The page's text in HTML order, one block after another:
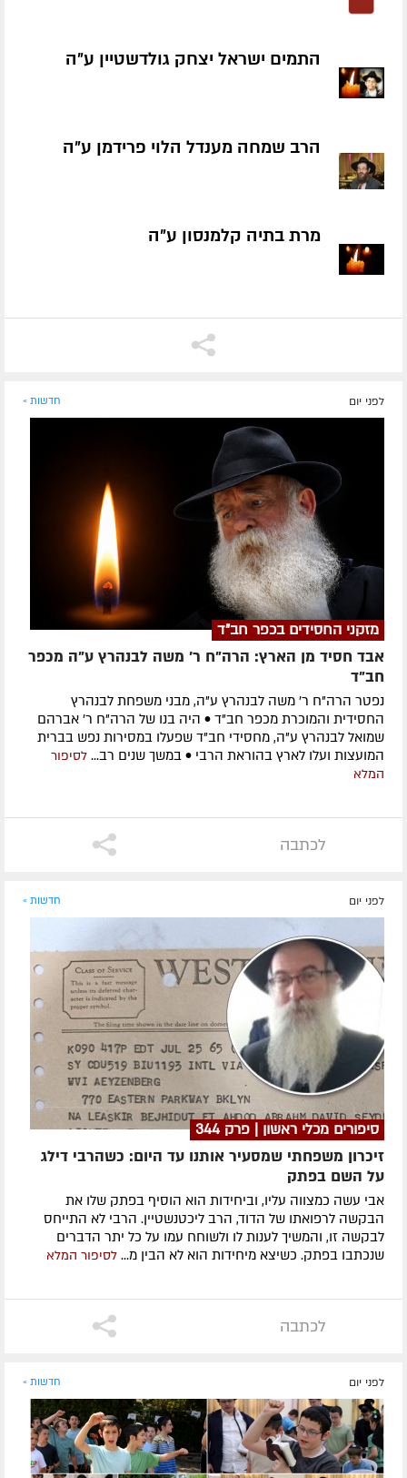
התמים ישראל יצחק גולדשטיין ע״ה
הרב שמחה מענדל הלוי פרידמן ע״ה
מרת בתיה קלמנסון ע״ה
לפני יום חדשות »
מזקני החסידים בכפר חב"ד
אבד חסיד מן הארץ: הרה"ח ר' משה לבנהרץ ע"ה מכפר
חב"ד
נפטר הרה"ח ר' משה לבנהרץ ע"ה, מבני משפחת לבנהרץ
החסידית והמוכרת מכפר חב"ד • היה בנו של הרה"ח ר' אברהם
שמואל לבנהרץ ע"ה, מחסידי חב"ד שפעלו במסירות נפש בברית
המועצות ועלו לארץ בהוראת הרבי • במשך שנים רב... לסיפור
המלא
לכתבה
לפני יום חדשות »
סיפורים מכלי ראשון | פרק 344
זיכרון משפחתי שמסעיר אותנו עד היום: כשהרבי דילג
על השם בפתק
אבי עשה כמצווה עליו, וביחידות הוא הוסיף בפתק שלו את
הבקשה לרפואתו של הדוד, הרב ליכטנשטיין. הרבי לא התייחס
לבקשה זו, והמשיך לענות לו ולשוחח עמו על כל יתר הדברים
שנכתבו בפתק. כשיצא מיחידות הוא לא הבין מ... לסיפור המלא
לכתבה
לפני יום חדשות »